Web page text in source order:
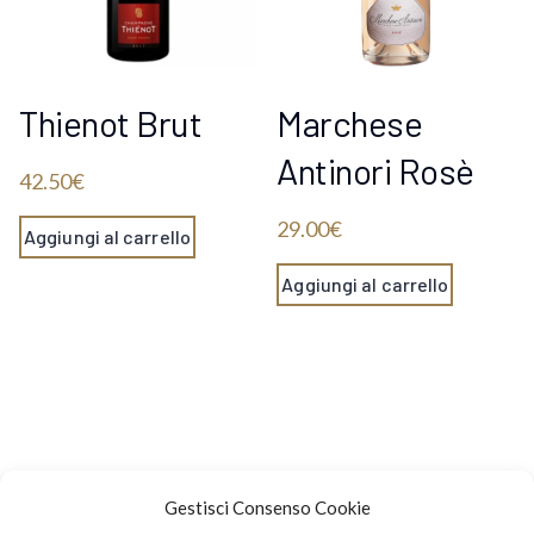
Gestisci Consenso Cookie
Thienot Brut
42.50€
Aggiungi al carrello
Marchese
Antinori Rosè
29.00€
Aggiungi al carrello